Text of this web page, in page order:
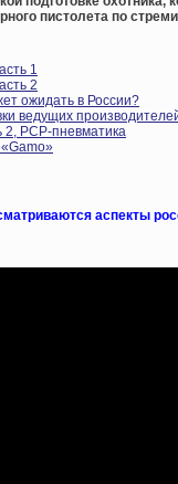
пистолета по
1
2
ожидать в России?
ведущих
2, PCP-пневматика
аспекты